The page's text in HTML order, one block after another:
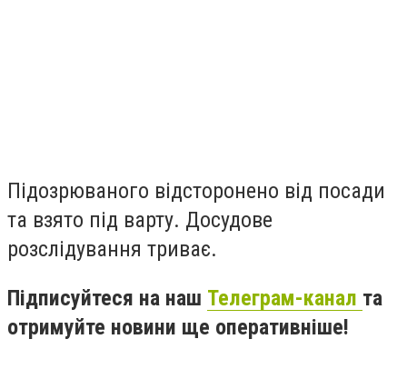
Підозрюваного відсторонено від посади
та взято під варту. Досудове
розслідування триває.
Підписуйтеся на наш Телеграм-канал та
отримуйте новини ще оперативніше!